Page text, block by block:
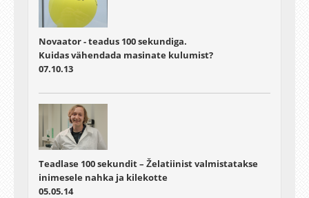
Novaator - teadus 100 sekundiga.
Kuidas vähendada masinate kulumist?
07.10.13
Teadlase 100 sekundit – Želatiinist valmistatakse
inimesele nahka ja kilekotte
05.05.14